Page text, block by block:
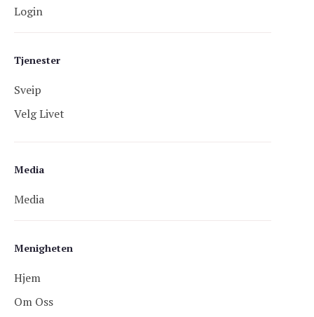
Menigheten
Hjem
Om Oss
Tjenester
Sveip
Velg Livet
Media
Media
Login